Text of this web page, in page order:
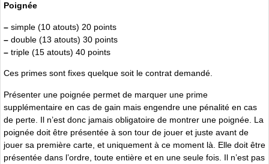
Poignée
– simple (10 atouts) 20 points
– double (13 atouts) 30 points
– triple (15 atouts) 40 points
Ces primes sont fixes quelque soit le contrat demandé.
Présenter une poignée permet de marquer une prime
supplémentaire en cas de gain mais engendre une pénalité en cas
de perte. Il n’est donc jamais obligatoire de montrer une poignée. La
poignée doit être présentée à son tour de jouer et juste avant de
jouer sa première carte, et uniquement à ce moment là. Elle doit être
présentée dans l’ordre, toute entière et en une seule fois. Il n’est pas